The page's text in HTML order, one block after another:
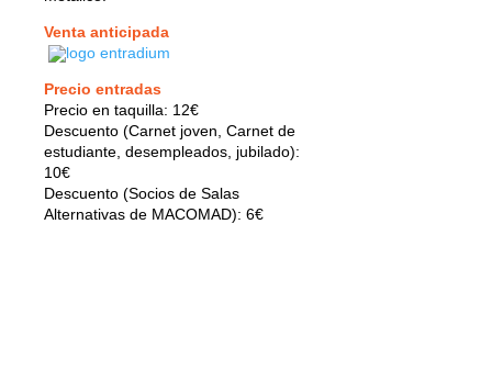
Venta anticipada
Precio entradas
Precio en taquilla: 12€
Descuento (Carnet joven, Carnet de
estudiante, desempleados, jubilado):
10€
Descuento (Socios de Salas
Alternativas de MACOMAD): 6€